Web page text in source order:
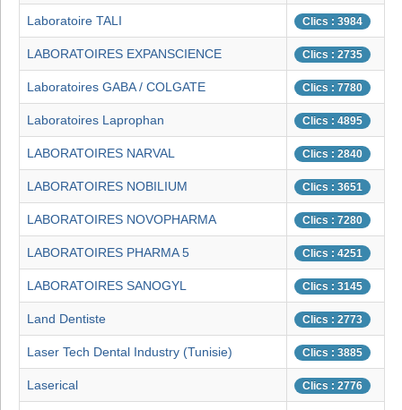
Laboratoire TALI Clics : 3984
LABORATOIRES EXPANSCIENCE Clics : 2735
Laboratoires GABA / COLGATE Clics : 7780
Laboratoires Laprophan Clics : 4895
LABORATOIRES NARVAL Clics : 2840
LABORATOIRES NOBILIUM Clics : 3651
LABORATOIRES NOVOPHARMA Clics : 7280
LABORATOIRES PHARMA 5 Clics : 4251
LABORATOIRES SANOGYL Clics : 3145
Land Dentiste Clics : 2773
Laser Tech Dental Industry (Tunisie) Clics : 3885
Laserical Clics : 2776